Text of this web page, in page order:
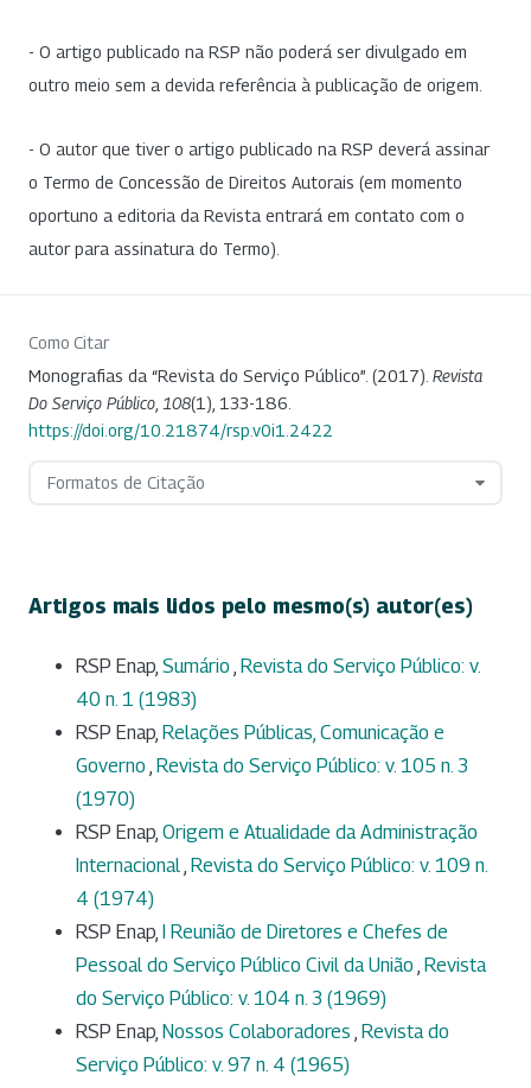
- O artigo publicado na RSP não poderá ser divulgado em
outro meio sem a devida referência à publicação de origem.
- O autor que tiver o artigo publicado na RSP deverá assinar
o Termo de Concessão de Direitos Autorais (em momento
oportuno a editoria da Revista entrará em contato com o
autor para assinatura do Termo).
Como Citar
Monografias da “Revista do Serviço Público”. (2017). Revista
Do Serviço Público 108(1), 133-186.
https://doi.org/10.21874/rsp.v0i1.2422
Formatos de Citação
Artigos mais lidos pelo mesmo(s) autor(es)
RSP Enap, Sumário , Revista do Serviço Público: v.
40 n. 1 (1983)
RSP Enap, Relações Públicas, Comunicação e
Governo , Revista do Serviço Público: v. 105 n. 3
(1970)
RSP Enap, Origem e Atualidade da Administração
Internacional, Revista do Serviço Público: v. 109 n.
4 (1974)
RSP Enap,
I Reunião de Diretores e Chefes de
Pessoal do Serviço Público Civil da União , Revista
do Serviço Público: v. 104 n. 3 (1969)
RSP Enap, Nossos Colaboradores , Revista do
Serviço Público: v. 97 n. 4 (1965)